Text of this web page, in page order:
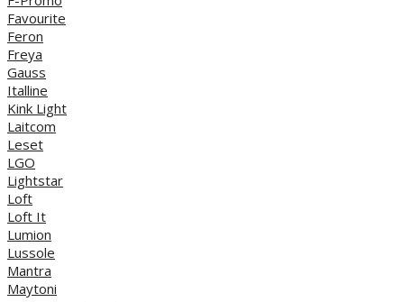
Favourite
Feron
Freya
Gauss
Italline
Kink Light
Laitcom
Leset
LGO
Lightstar
Loft
Loft It
Lumion
Lussole
Mantra
Maytoni